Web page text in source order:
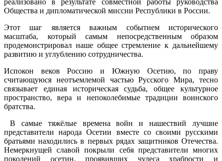
Общества и дипломатической миссии Республики в России.
Этот шаг является важным событием исторического
масштаба, который самым непосредственным образом
продемонстрировал наше общее стремление к дальнейшему
развитию и углублению сотрудничества.
Испокон веков Россию и Южную Осетию, по праву
считающуюся неотъемлемой частью Русского Мира, тесно
связывает единая историческая судьба, общее культурное
пространство, вера и непоколебимые традиции воинского
братства.
В самые тяжёлые времена войн и нашествий лучшие
представители народа Осетии вместе со своими русскими
братьями находились в первых рядах защитников Отечества.
Немеркнущей славой покрыли себя представители многих
поколений осетин, проявивших чудеса храбрости и